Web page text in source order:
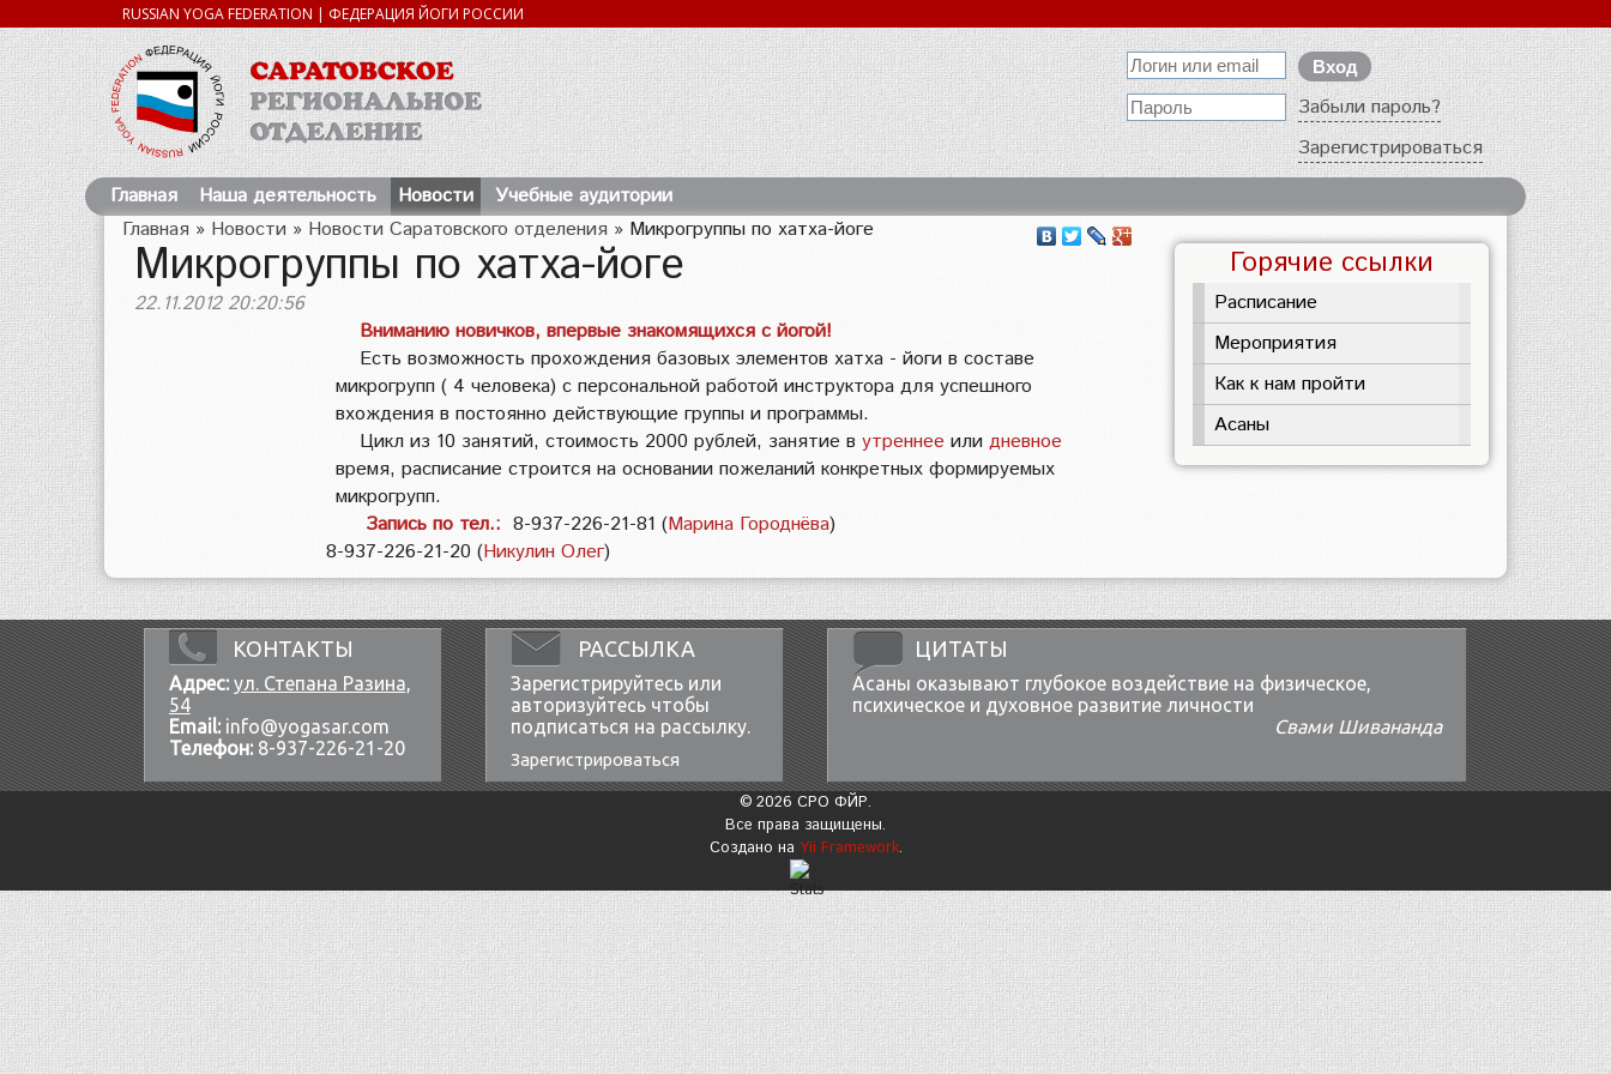
RUSSIAN YOGA FEDERATION | ФЕДЕРАЦИЯ ЙОГИ РОССИИ
Забыли пароль?
Зарегистрироваться
Главная
Наша деятельность Новости
Учебные аудитории
Главная » Новости » Новости Саратовского отделения » Микрогруппы по хатха-йоге
Микрогруппы по хатха-йоге
22.11.2012 20:20:56
Вниманию новичков, впервые знакомящихся с йогой!
Есть возможность прохождения базовых элементов хатха - йоги в составе
микрогрупп ( 4 человека) с персональной работой инструктора для успешного
вхождения в постоянно действующие группы и программы.
Цикл из 10 занятий, стоимость 2000 рублей, занятие в утреннее или дневное
время, расписание строится на основании пожеланий конкретных формируемых
микрогрупп.
Запись по тел.: 8-937-226-21-81 (Марина Городнёва)
8-937-226-21-20 (Никулин Олег)
Горячие ссылки
Расписание
Мероприятия
Как к нам пройти
Асаны
КОНТАКТЫ
Адрес: ул. Степана Разина,
54
Email:info@yogasar.com
Телефон: 8-937-226-21-20
РАССЫЛКА
Зарегистрируйтесь или
авторизуйтесь чтобы
подписаться на рассылку.
Зарегистрироваться
ЦИТАТЫ
Асаны оказывают глубокое воздействие на физическое,
психическое и духовное развитие личности
Свами Шивананда
© 2026 СРО ФЙР.
Все права защищены.
Создано на Yii Framework.